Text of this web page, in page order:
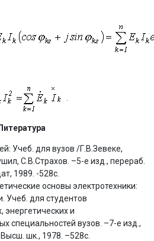
Учеб. для вузов /Г.В.Зевеке,
С.В.Страхов. –5-е изд., перераб.
1989. -528с.
основы электротехники:
Учеб. для студентов
энергетических и
специальностей вузов. –7-е изд.,
шк., 1978. –528с.